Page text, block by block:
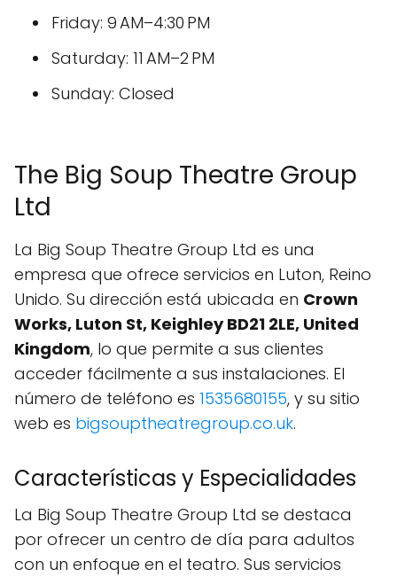
Friday: 9 AM–4:30 PM
Saturday: 11 AM–2 PM
Sunday: Closed
The Big Soup Theatre Group
Ltd
La Big Soup Theatre Group Ltd es una
empresa que ofrece servicios en Luton, Reino
Unido. Su dirección está ubicada en Crown
Works, Luton St, Keighley BD21 2LE, United
Kingdom, lo que permite a sus clientes
acceder fácilmente a sus instalaciones. El
número de teléfono es 1535680155, y su sitio
web es bigsouptheatregroup.co.uk.
Características y Especialidades
La Big Soup Theatre Group Ltd se destaca
por ofrecer un centro de día para adultos
con un enfoque en el teatro. Sus servicios